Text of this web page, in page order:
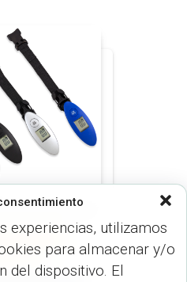
experiencias, utilizamos
para almacenar y/o
del dispositivo. El
(MALETINES Y
VARIEDADES